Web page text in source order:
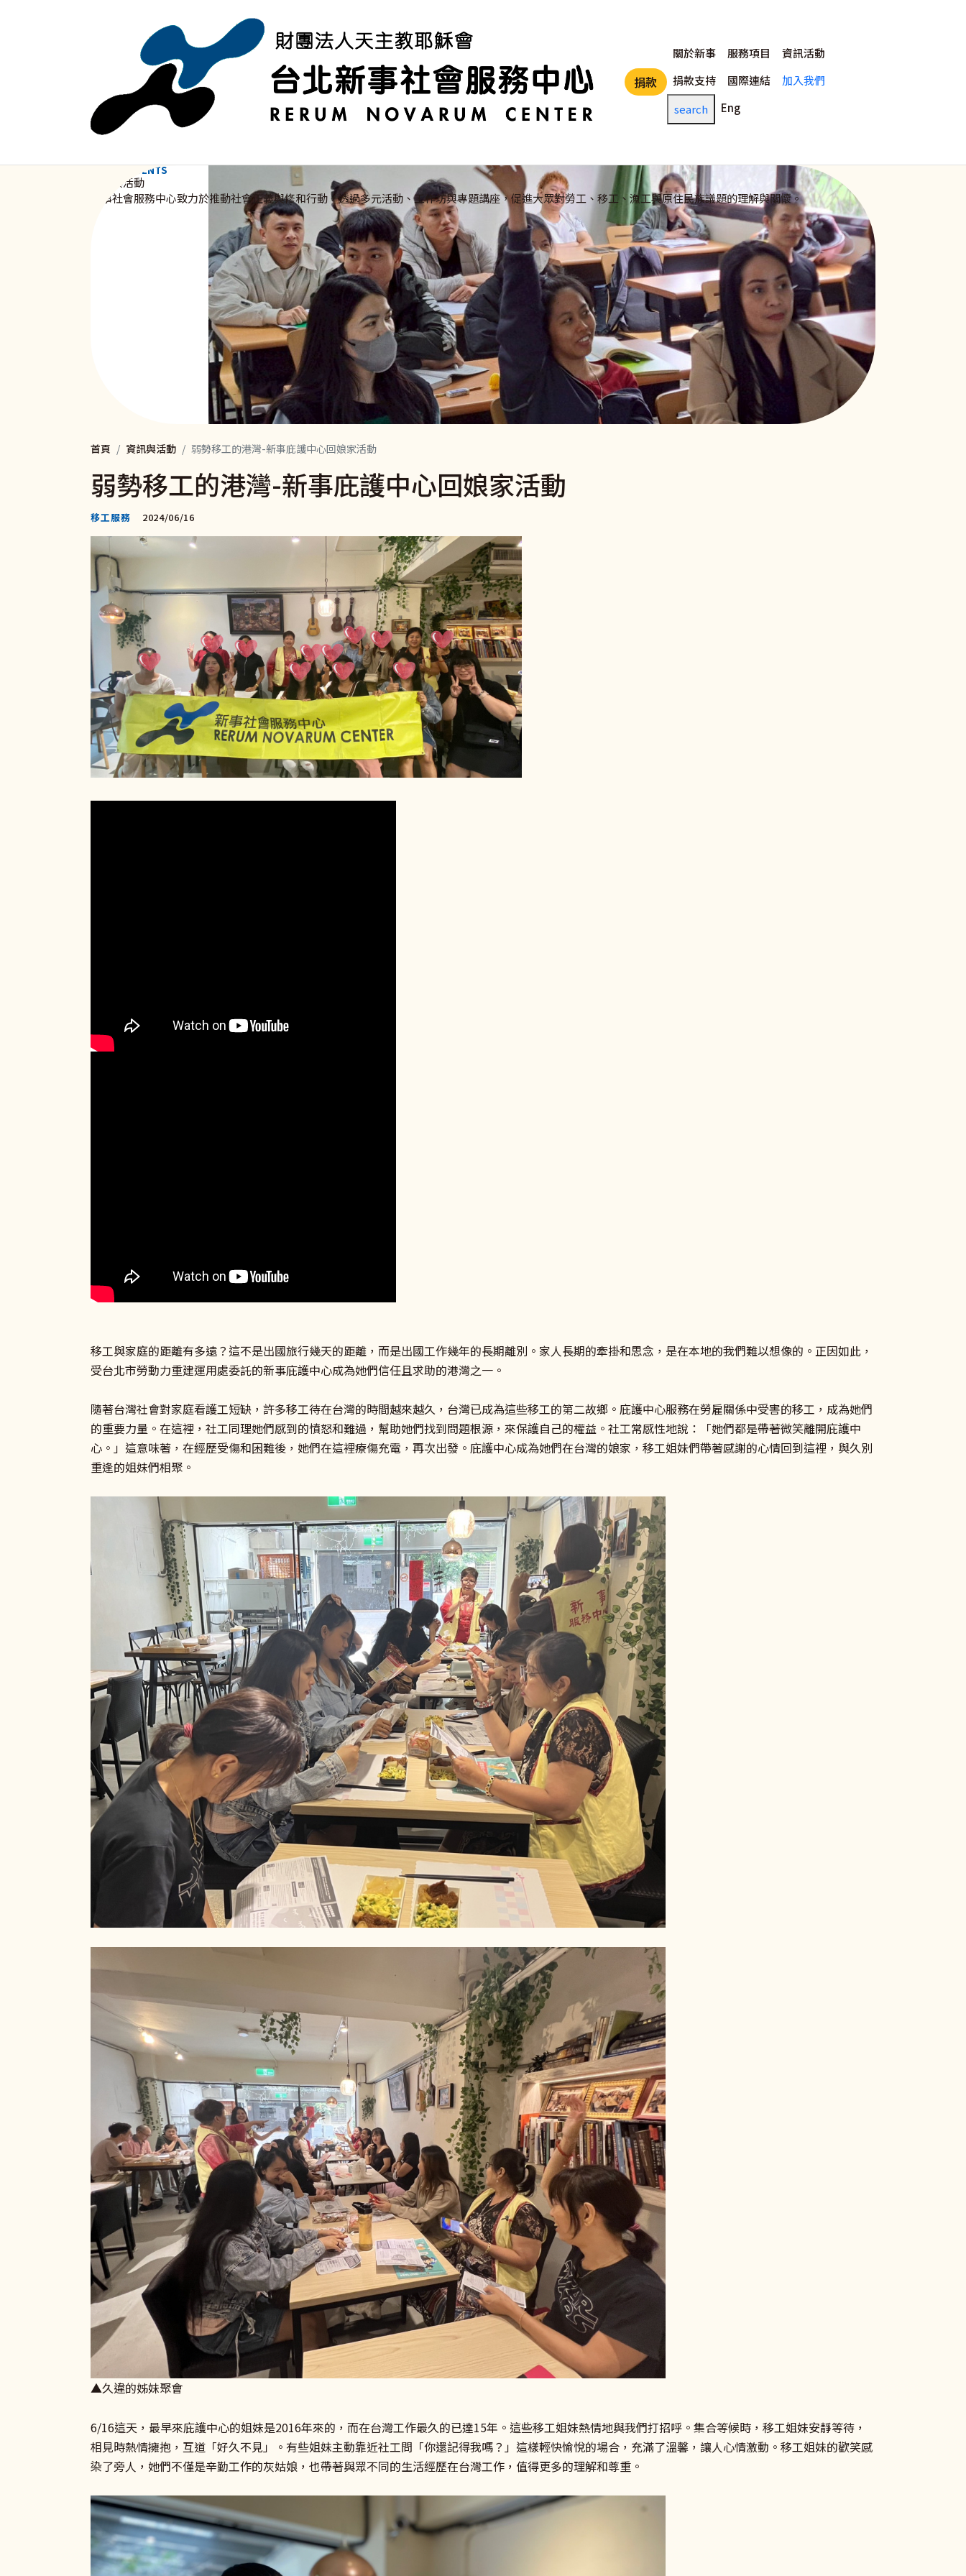
捐款
主選單
關於新事 服務項目
資訊活動
捐款支持
國際連結
加入我們
search
Eng
NEWS & EVENTS
資訊與活動
新事社會服務中心致力於推動社會正義與修和行動，透過多元活動、工作坊與專題講座，促進大眾對勞工、移工、漁工與原住民族議題的理解與關懷。
首頁 資訊與活動 弱勢移工的港灣-新事庇護中心回娘家活動
弱勢移工的港灣-新事庇護中心回娘家活動
移工服務 2024/06/16
移工與家庭的距離有多遠？這不是出國旅行幾天的距離，而是出國工作幾年的長期離別。家人長期的牽掛和思念，是在本地的我們難以想像的。正因如此，
受台北市勞動力重建運用處委託的新事庇護中心成為她們信任且求助的港灣之一。
隨著台灣社會對家庭看護工短缺，許多移工待在台灣的時間越來越久，台灣已成為這些移工的第二故鄉。庇護中心服務在勞雇關係中受害的移工，成為她們
的重要力量。在這裡，社工同理她們感到的憤怒和難過，幫助她們找到問題根源，來保護自己的權益。社工常感性地說：「她們都是帶著微笑離開庇護中
心。」這意味著，在經歷受傷和困難後，她們在這裡療傷充電，再次出發。庇護中心成為她們在台灣的娘家，移工姐妹們帶著感謝的心情回到這裡，與久別
重逢的姐妹們相聚。
▲久違的姊妹聚會
6/16這天，最早來庇護中心的姐妹是2016年來的，而在台灣工作最久的已達15年。這些移工姐妹熱情地與我們打招呼。集合等候時，移工姐妹安靜等待，
相見時熱情擁抱，互道「好久不見」。有些姐妹主動靠近社工問「你還記得我嗎？」這樣輕快愉悅的場合，充滿了溫馨，讓人心情激動。移工姐妹的歡笑感
染了旁人，她們不僅是辛勤工作的灰姑娘，也帶著與眾不同的生活經歷在台灣工作，值得更多的理解和尊重。